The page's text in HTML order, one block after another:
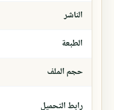
الناشر
الطبعة
حجم الملف
رابط التحميل